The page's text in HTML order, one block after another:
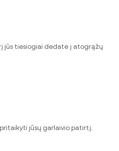
jūs tiesiogiai dedate į atogrąžų
jūsų garlaivio patirtį.